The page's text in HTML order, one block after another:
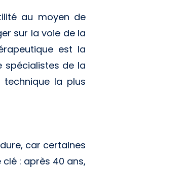
au moyen de
sur la voie de la
est la
spécialistes de la
la plus
car certaines
: après 40 ans,